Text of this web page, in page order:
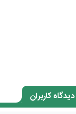
دیدگاه کاربران